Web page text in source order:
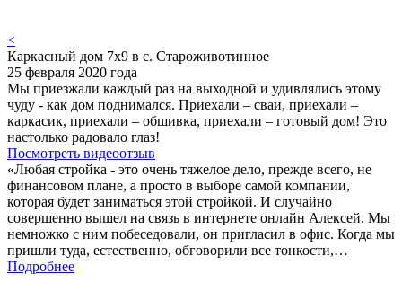
<
Каркасный дом 7х9 в с. Староживотинное
25 февраля 2020 года
Мы приезжали каждый раз на выходной и удивлялись этому
чуду - как дом поднимался. Приехали – сваи, приехали –
каркасик, приехали – обшивка, приехали – готовый дом! Это
настолько радовало глаз!
Посмотреть видеоотзыв
«Любая стройка - это очень тяжелое дело, прежде всего, не
финансовом плане, а просто в выборе самой компании,
которая будет заниматься этой стройкой. И случайно
совершенно вышел на связь в интернете онлайн Алексей. Мы
немножко с ним побеседовали, он пригласил в офис. Когда мы
пришли туда, естественно, обговорили все тонкости,…
Подробнее